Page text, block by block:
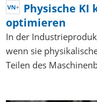
Physische KI
optimieren
In der
wenn sie
Teilen des